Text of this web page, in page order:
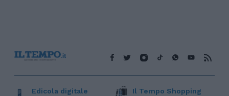
Edicola digitale Il Tempo Shopping